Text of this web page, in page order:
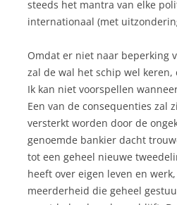
steeds het mantra van elke
internationaal (met
Omdat er niet naar beperking
zal de wal het schip wel
Ik kan niet voorspellen
Een van de consequenties zal
versterkt worden door de
genoemde bankier dacht
tot een geheel nieuwe
heeft over eigen leven en
meerderheid die geheel